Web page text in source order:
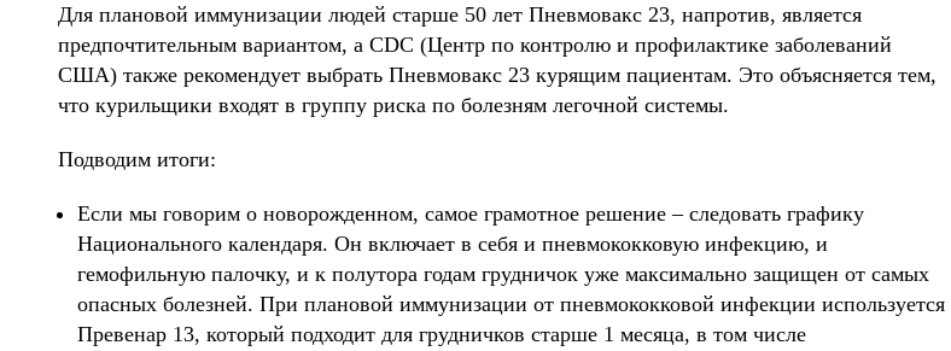
Для плановой иммунизации людей старше 50 лет Пневмовакс 23, напротив, является
предпочтительным вариантом, а CDC (Центр по контролю и профилактике заболеваний
США) также рекомендует выбрать Пневмовакс 23 курящим пациентам. Это объясняется тем,
что курильщики входят в группу риска по болезням легочной системы.
Подводим итоги:
Если мы говорим о новорожденном, самое грамотное решение – следовать графику
Национального календаря. Он включает в себя и пневмококковую инфекцию, и
гемофильную палочку, и к полутора годам грудничок уже максимально защищен от самых
опасных болезней. При плановой иммунизации от пневмококковой инфекции используется
Превенар 13, который подходит для грудничков старше 1 месяца, в том числе